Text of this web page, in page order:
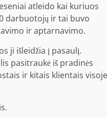
atleido kai kuriuos
darbuotojų ir tai buvo
ir aptarnavimo.
ji išleidžia į pasaulį.
pasitraukė iš pradinės
ir kitais klientais visoje